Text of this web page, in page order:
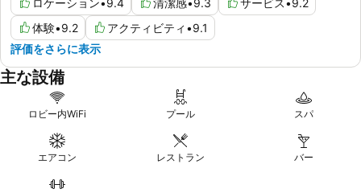
体験•9.2 アクティビティ •9.1
評価をさらに表示
主な設備
ロビー内WiFi プール スパ
エアコン レストラン バー